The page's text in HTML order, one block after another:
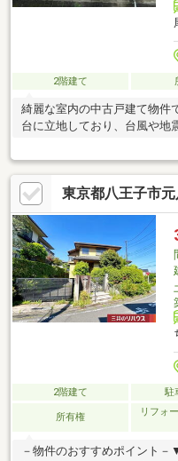
2階建て
綺麗な室内の中古戸建て物件
台に立地しており、台風や地
す。周辺の交通量が少ないた
建物面積81.97平米なので、
できる、利便性の高い物件で
東京都八王子市
2階建て 駐
所有権
リフォ
－物件のおすすめポイント